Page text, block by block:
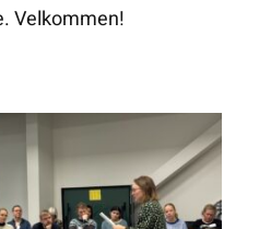
Velkommen!